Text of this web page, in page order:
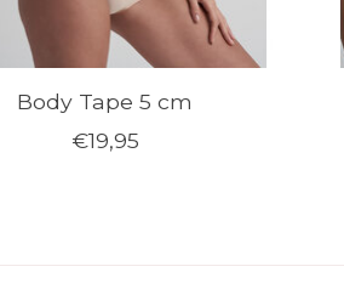
Body Tape 5 cm
€19,95